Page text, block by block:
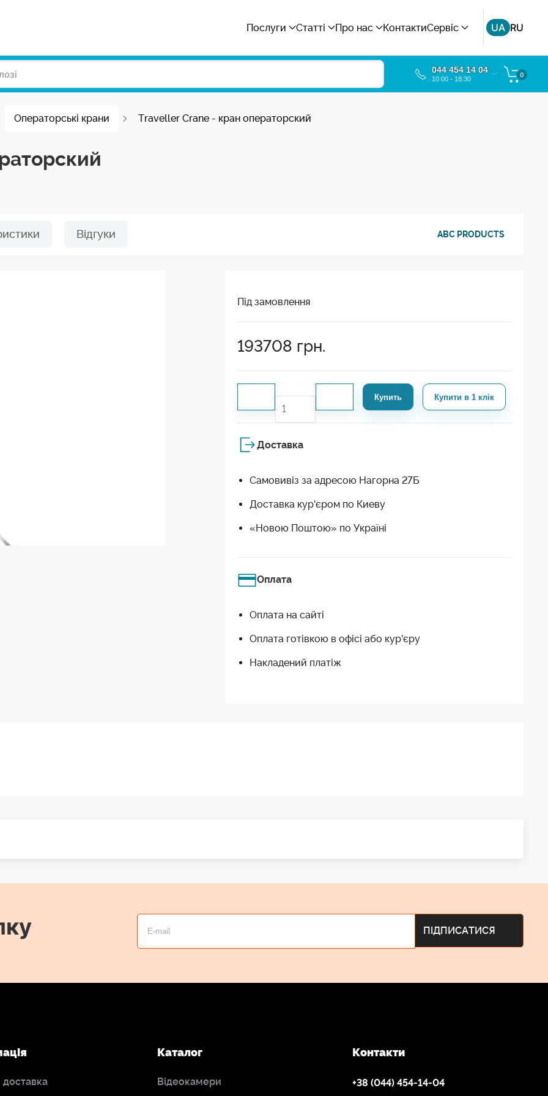
Послуги Статті Про нас КонтактиСервіс UA RU
044 454 14 04
10:00 - 18:30
0
Операторські крани Traveller Crane - кран операторский
Відгуки ABC PRODUCTS
Під замовлення
193708 грн.
Купить Купити в 1 клік
Доставка
Самовивіз за адресою Нагорна 27Б
Доставка кур'єром по Киеву
«Новою Поштою» по Україні
Оплата
Оплата на сайті
Оплата готівкою в офісі або кур'єру
Накладений платіж
доставка
Каталог
Відеокамери
Контакти
+38 (044) 454-14-04